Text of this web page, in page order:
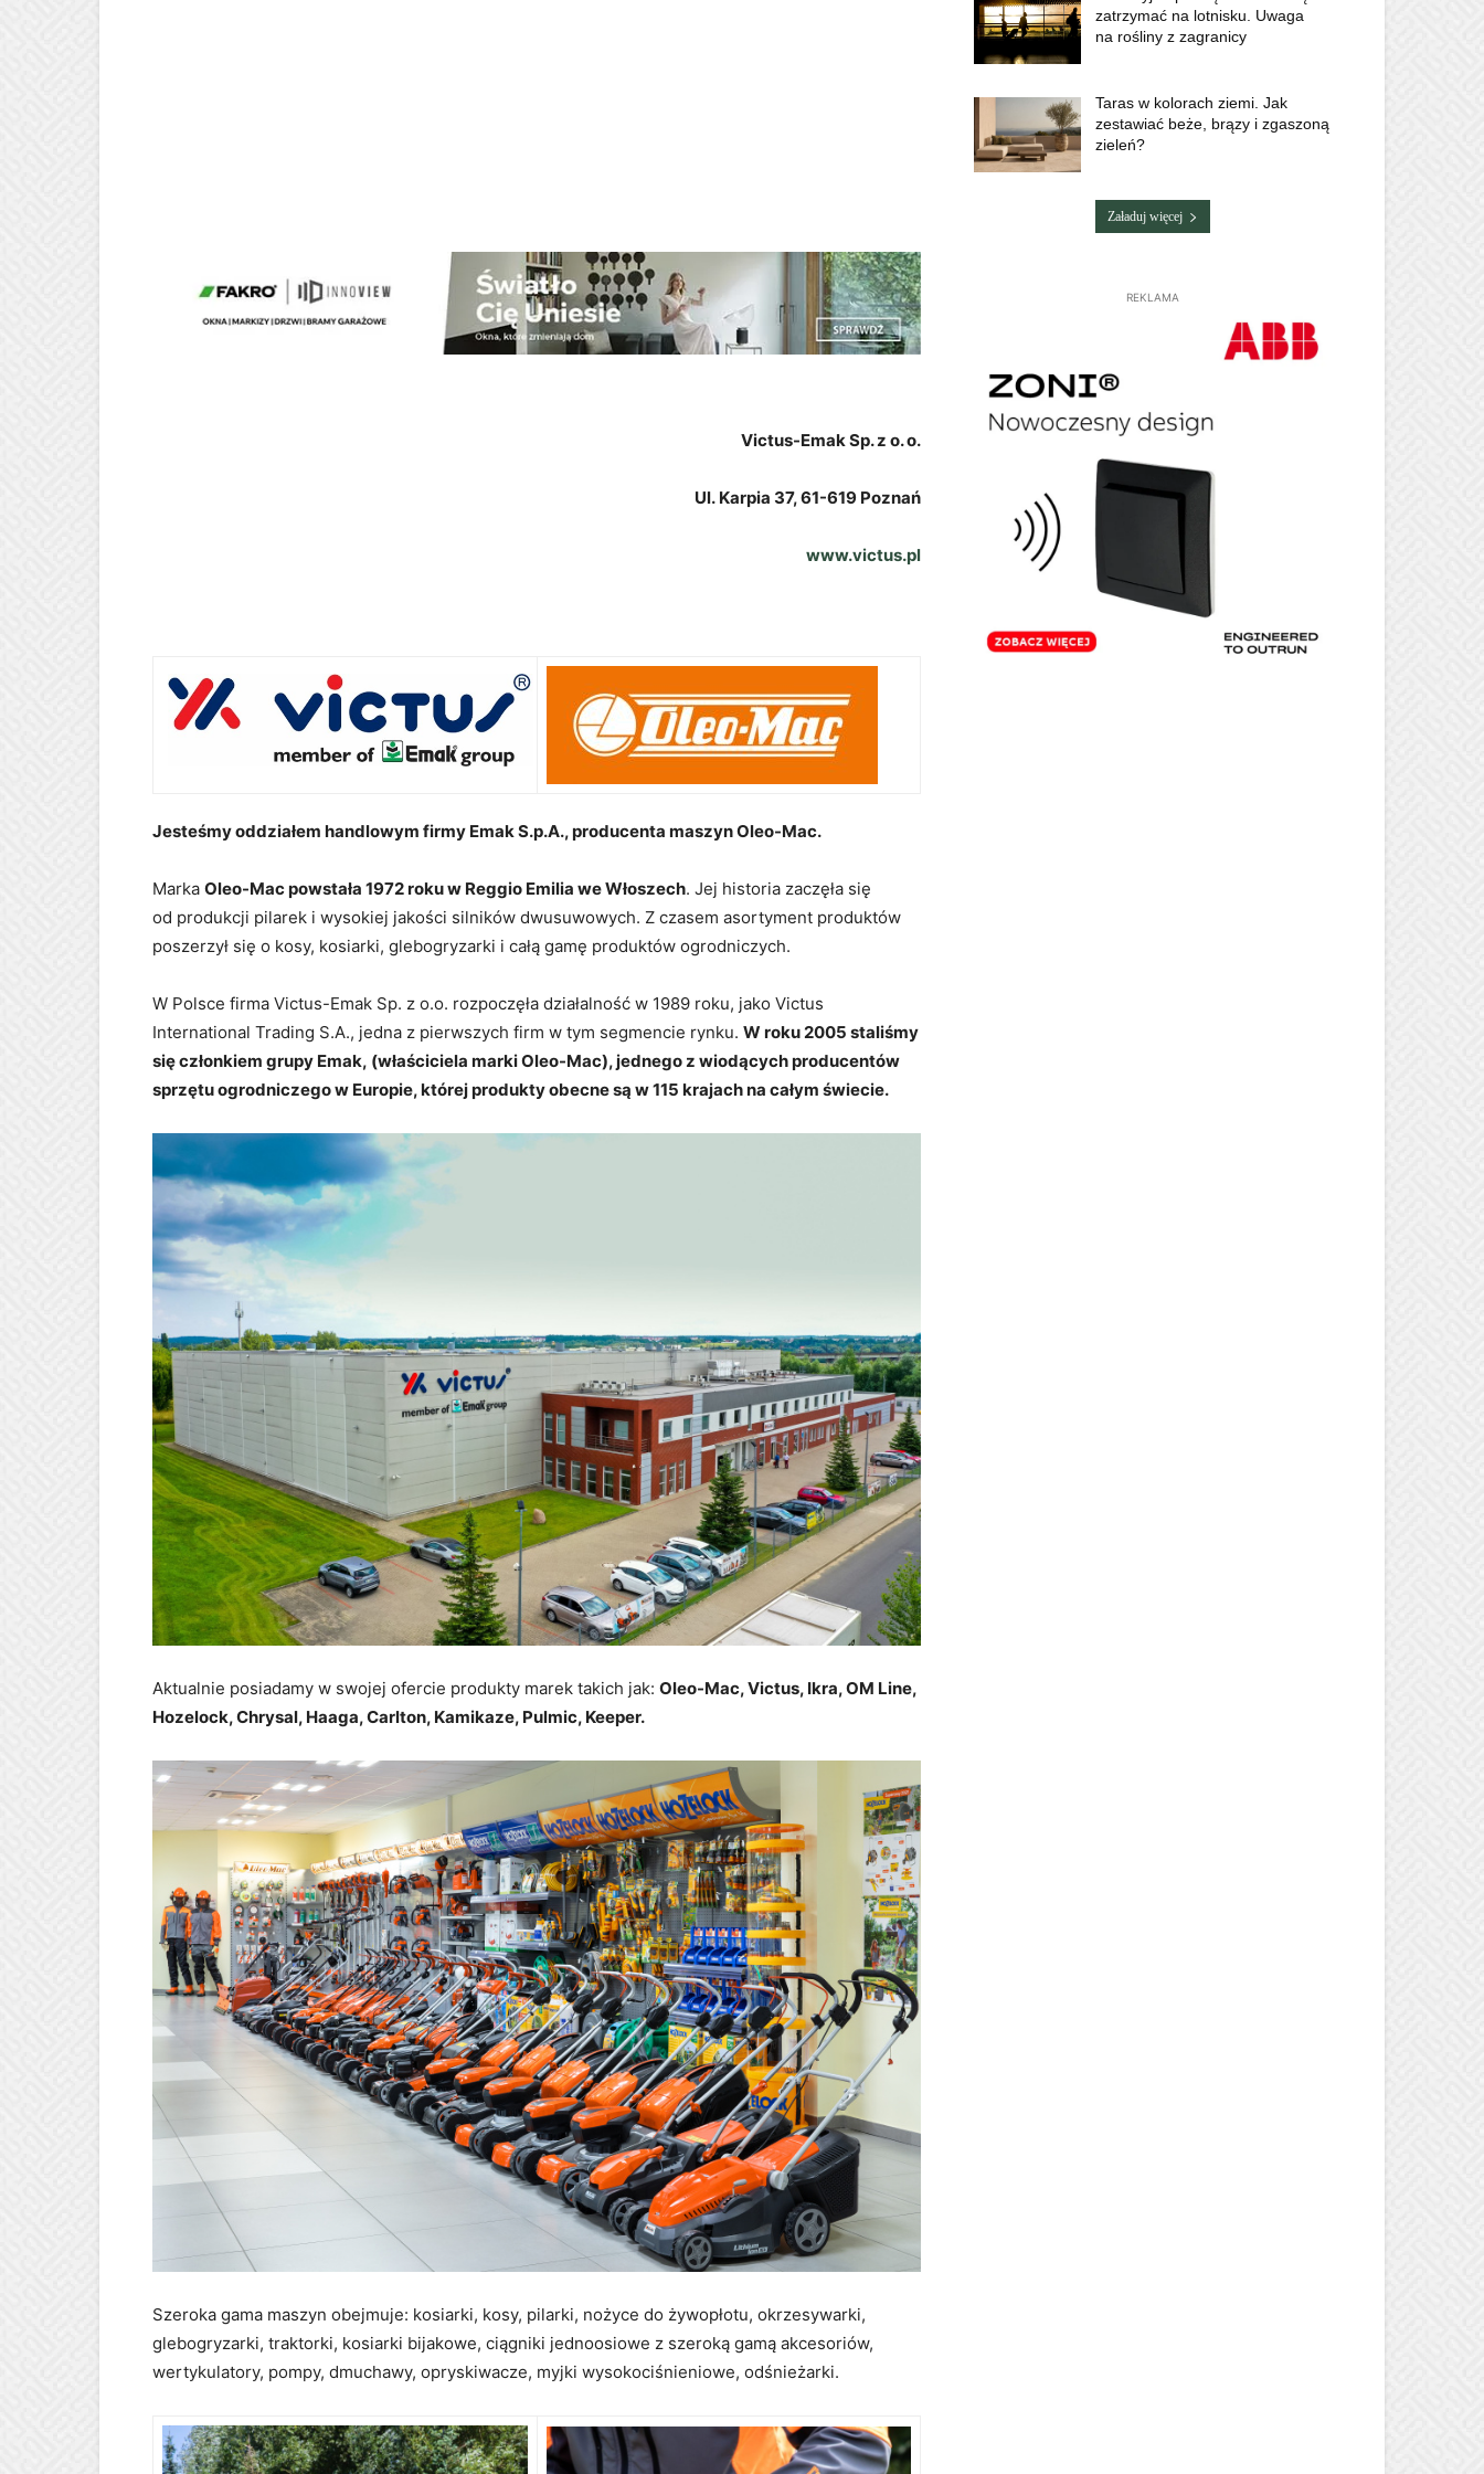
Victus-Emak Sp. z o. o.
Ul. Karpia 37, 61-619 Poznań
www.victus.pl
Jesteśmy oddziałem handlowym firmy Emak S.p.A., producenta maszyn Oleo-Mac.
Marka Oleo-Mac powstała 1972 roku w Reggio Emilia we Włoszech. Jej historia zaczęła się
od produkcji pilarek i wysokiej jakości silników dwusuwowych. Z czasem asortyment produktów
poszerzył się o kosy, kosiarki, glebogryzarki i całą gamę produktów ogrodniczych.
W Polsce firma Victus-Emak Sp. z o.o. rozpoczęła działalność w 1989 roku, jako Victus
International Trading S.A., jedna z pierwszych firm w tym segmencie rynku. W roku 2005 staliśmy
się członkiem grupy Emak, (właściciela marki Oleo-Mac), jednego z wiodących producentów
sprzętu ogrodniczego w Europie, której produkty obecne są w 115 krajach na całym świecie.
Aktualnie posiadamy w swojej ofercie produkty marek takich jak: Oleo-Mac, Victus, Ikra, OM Line,
Hozelock, Chrysal, Haaga, Carlton, Kamikaze, Pulmic, Keeper.
Szeroka gama maszyn obejmuje: kosiarki, kosy, pilarki, nożyce do żywopłotu, okrzesywarki,
glebogryzarki, traktorki, kosiarki bijakowe, ciągniki jednoosiowe z szeroką gamą akcesoriów,
wertykulatory, pompy, dmuchawy, opryskiwacze, myjki wysokociśnieniowe, odśnieżarki.
zatrzymać na lotnisku. Uwaga
na rośliny z zagranicy
Taras w kolorach ziemi. Jak
zestawiać beże, brązy i zgaszoną
zieleń?
Załaduj więcej
REKLAMA